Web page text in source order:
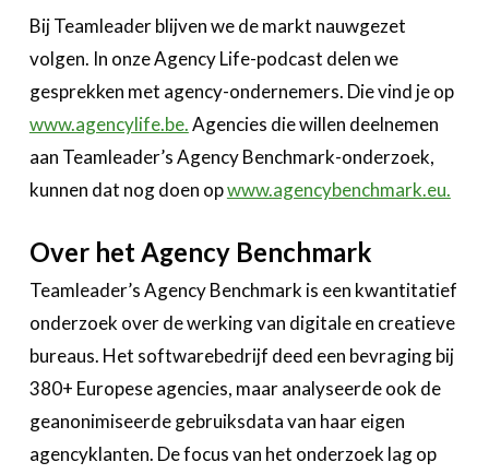
Bij Teamleader blijven we de markt nauwgezet
volgen. In onze Agency Life-podcast delen we
gesprekken met agency-ondernemers. Die vind je op
www.agencylife.be.Agencies die willen deelnemen
aan Teamleader’s Agency Benchmark-onderzoek,
kunnen dat nog doen opwww.agencybenchmark.eu.
Over het Agency Benchmark
Teamleader’s Agency Benchmark is een kwantitatief
onderzoek over de werking van digitale en creatieve
bureaus. Het softwarebedrijf deed een bevraging bij
380+ Europese agencies, maar analyseerde ook de
geanonimiseerde gebruiksdata van haar eigen
agencyklanten. De focus van het onderzoek lag op